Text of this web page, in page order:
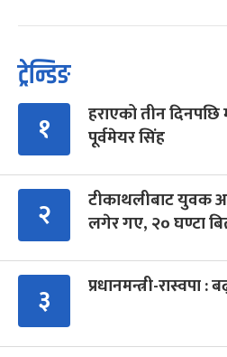
ट्रेन्डिङ
१
हराएको तीन
पूर्वमेयर सिंह
२
टीकाथलीबाट युवक
लगेर गए, २० घण्टा
३ प्रधानमन्त्री-रास्वपा